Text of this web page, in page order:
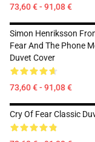
73,60 € - 91,08 €
Simon Henriksson
Fear And The Phone
Duvet Cover
73,60 € - 91,08 €
Cry Of Fear Classic